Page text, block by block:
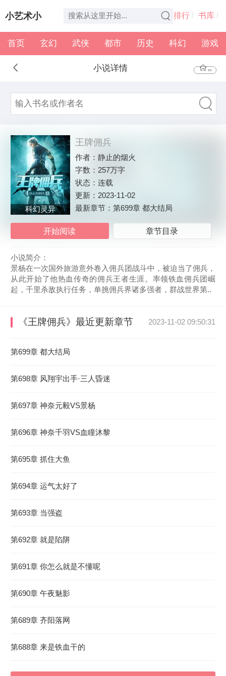
小艺术小
说
排行 书库
全本 书架
首页 玄幻 武侠 都市 历史 科幻 游戏
小说详情 首页
科幻灵异
王牌佣兵
作者：静止的烟火
字数： 257万字
状态：连载
更新： 2023-11-02
最新章节：第699章 都大结局
开始阅读 章节目录
小说简介：
景杨在一次国外旅游意外卷入佣兵团战斗中，被迫当了佣兵，
从此开始了他热血传奇的佣兵王者生涯。率领铁血佣兵团崛
起，千里杀敌执行任务，单挑佣兵界诸多强者，群战世界第..
《王牌佣兵》 最近更新章节 2023-11-02 09:50:31
第699章 都大结局
第698章 风翔宇出手·三人昏迷
第697章 神奈元毅VS景杨
第696章 神奈千羽VS血瞳沐黎
第695章 抓住大鱼
第694章 运气太好了
第693章 当强盗
第692章 就是陷阱
第691章 你怎么就是不懂呢
第690章 午夜魅影
第689章 齐阳落网
第688章 来是铁血干的